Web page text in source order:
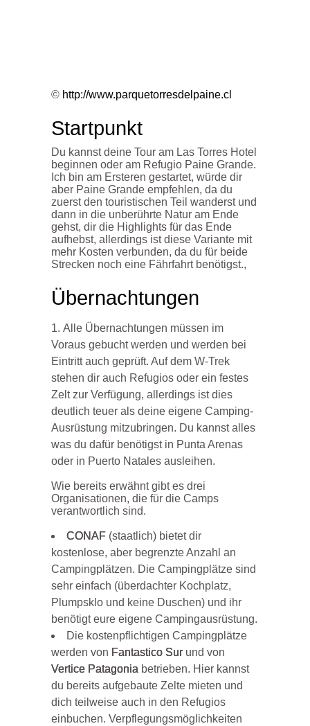
© http://www.parquetorresdelpaine.cl
Startpunkt
Du kannst deine Tour am Las Torres Hotel
beginnen oder am Refugio Paine Grande.
Ich bin am Ersteren gestartet, würde dir
aber Paine Grande empfehlen, da du
zuerst den touristischen Teil wanderst und
dann in die unberührte Natur am Ende
gehst, dir die Highlights für das Ende
aufhebst, allerdings ist diese Variante mit
mehr Kosten verbunden, da du für beide
Strecken noch eine Fährfahrt benötigst.,
Übernachtungen
Alle Übernachtungen müssen im
Voraus gebucht werden und werden bei
Eintritt auch geprüft. Auf dem W-Trek
stehen dir auch Refugios oder ein festes
Zelt zur Verfügung, allerdings ist dies
deutlich teuer als deine eigene Camping-
Ausrüstung mitzubringen. Du kannst alles
was du dafür benötigst in Punta Arenas
oder in Puerto Natales ausleihen.
Wie bereits erwähnt gibt es drei
Organisationen, die für die Camps
verantwortlich sind.
CONAF (staatlich) bietet dir
kostenlose, aber begrenzte Anzahl an
Campingplätzen. Die Campingplätze sind
sehr einfach (überdachter Kochplatz,
Plumpsklo und keine Duschen) und ihr
benötigt eure eigene Campingausrüstung.
Die kostenpflichtigen Campingplätze
werden von Fantastico Surund von
Vertice Patagonia betrieben. Hier kannst
du bereits aufgebaute Zelte mieten und
dich teilweise auch in den Refugios
einbuchen. Verpflegungsmöglichkeiten